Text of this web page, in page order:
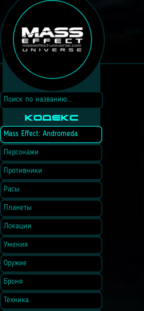
Кодекс
Mass Effect: Andromeda
Персонажи
Противники
Расы
Планеты
Локации
Умения
Оружие
Броня
Техника